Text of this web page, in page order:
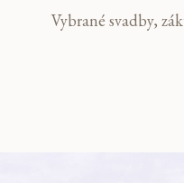
Vybrané svadby,